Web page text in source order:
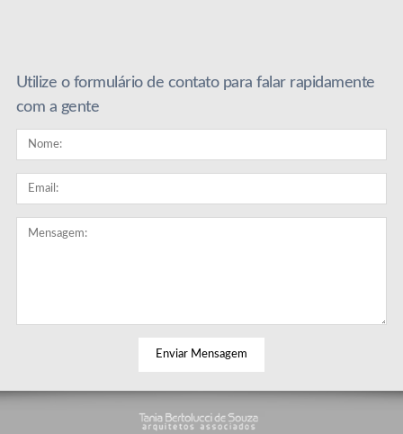
Utilize o formulário de contato para falar rapidamente
com a gente